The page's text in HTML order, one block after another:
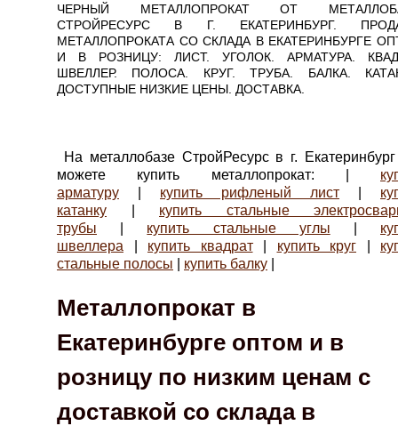
ЧЕРНЫЙ МЕТАЛЛОПРОКАТ ОТ
СТРОЙРЕСУРС В Г. ЕКАТЕРИНБУРГ.
МЕТАЛЛОПРОКАТА СО СКЛАДА В ЕКАТЕРИНБУРГЕ
И В РОЗНИЦУ: ЛИСТ. УГОЛОК. АРМАТУРА.
ШВЕЛЛЕР. ПОЛОСА. КРУГ. ТРУБА. БАЛКА.
ДОСТУПНЫЕ НИЗКИЕ ЦЕНЫ. ДОСТАВКА.
На металлобазе СтройРесурс в г.
можете купить металлопрокат: |
арматуру
купить рифленый лист
катанку
купить стальные
трубы
купить стальные углы
швеллера
купить квадрат| купить круг
стальные полосы
купить балку
Металлопрокат в
Екатеринбурге оптом и в
розницу по низким ценам с
доставкой со склада в